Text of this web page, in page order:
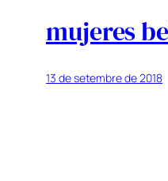
mujeres
13 de setembre de 2018